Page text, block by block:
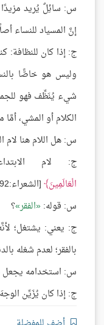
س: سائِلٌ يُريد
إنَّ المسياد للنساء
ج: إذا كان للنظافة:
وليس هو خاصًّا
شيء يُنَظِّف فهو
الكلام أو المشي،
س: هل اللام هنا لام
ج: لام
الْعَالَمِينَ [الشعراء:192]،
س: قوله: الفقر ؟
ج: يعني: يشتغل؛
بالفقر؛ لعدم شغله
س: استخدامه يجعل
ج: إذا كان يُزَيِّن